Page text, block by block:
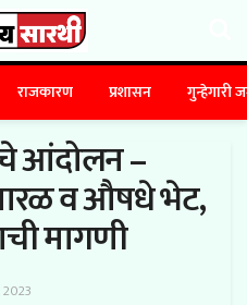
राजकारण प्रशासन गुन्हेगारी
आंदोलन –
व औषधे भेट,
मागणी